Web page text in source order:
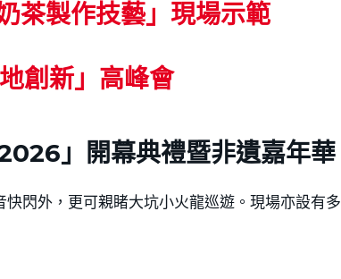
茶製作技藝」現場示範
創新」高峰會
」開幕典禮暨非遺嘉年華
閃外，更可親睹大坑小火龍巡遊。現場亦設有